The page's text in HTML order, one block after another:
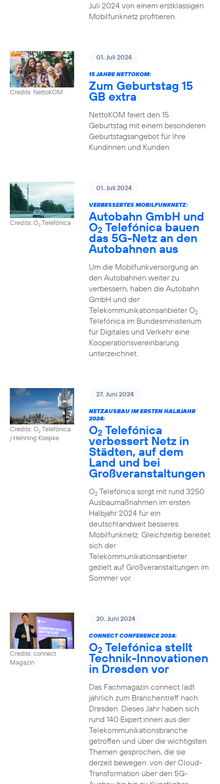
Juli 2024 von einem erstklassigen
Mobilfunknetz profitieren.
Credits: NettoKOM
01. Juli 2024
15 JAHRE NETTOKOM:
Zum Geburtstag 15
GB extra
NettoKOM feiert den 15.
Geburtstag mit einem besonderen
Geburtstagsangebot für Ihre
Kundinnen und Kunden.
Credits: O2Telefónica
01. Juli 2024
VERBESSERTES MOBILFUNKNETZ:
Autobahn GmbH und
O2 Telefónica bauen
das 5G-Netz an den
Autobahnen aus
Um die Mobilfunkversorgung an
den Autobahnen weiter zu
verbessern, haben die Autobahn
GmbH und der
Telekommunikationsanbieter O2
Telefónica im Bundesministerium
für Digitales und Verkehr eine
Kooperationsvereinbarung
unterzeichnet.
Credits: O2Telefónica
/ Henning Koepke
27. Juni 2024
NETZAUSBAU IM ERSTEN HALBJAHR
2024:
O2 Telefónica
verbessert Netz in
Städten, auf dem
Land und bei
Großveranstaltungen
O2Telefónica sorgt mit rund 3250
Ausbaumaßnahmen im ersten
Halbjahr 2024 für ein
deutschlandweit besseres
Mobilfunknetz. Gleichzeitig bereitet
sich der
Telekommunikationsanbieter
gezielt auf Großveranstaltungen im
Sommer vor.
Credits: connect
Magazin
20. Juni 2024
CONNECT CONFERENCE 2024:
O2 Telefónica stellt
Technik-Innovationen
in Dresden vor
Das Fachmagazin connect lädt
jährlich zum Branchentreff nach
Dresden. Dieses Jahr haben sich
rund 140 Expert:innen aus der
Telekommunikationsbranche
getroffen und über die wichtigsten
Themen gesprochen, die sie
derzeit bewegen: von der Cloud-
Transformation über den 5G-